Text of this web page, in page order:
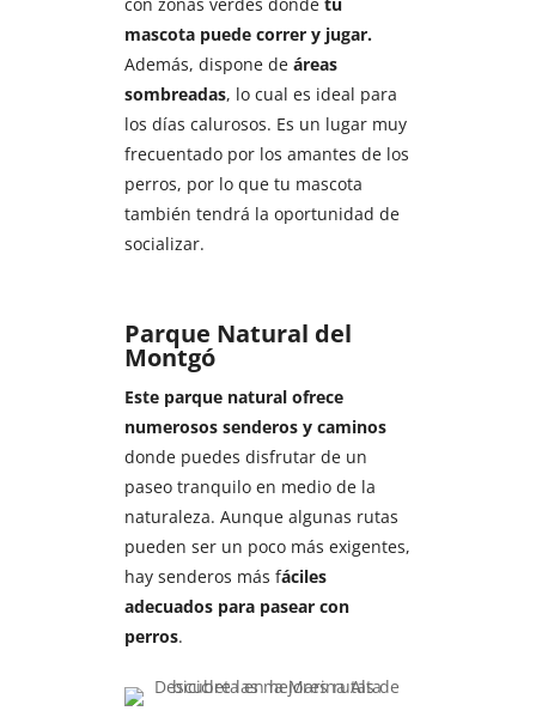
mascota puede correr y jugar.
Además, dispone de áreas
sombreadas, lo cual es ideal para
los días calurosos. Es un lugar muy
frecuentado por los amantes de los
perros, por lo que tu mascota
también tendrá la oportunidad de
socializar.
Parque Natural del
Montgó
Este parque natural ofrece
numerosos senderos y caminos
donde puedes disfrutar de un
paseo tranquilo en medio de la
naturaleza. Aunque algunas rutas
pueden ser un poco más exigentes,
hay senderos más fáciles
adecuados para pasear con
perros.